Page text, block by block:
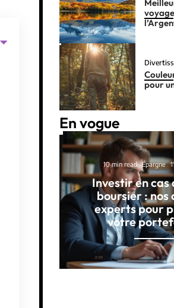
pour
En vogue
10 min read Épargne
Investir en cas
boursier : nos
experts pour
votre